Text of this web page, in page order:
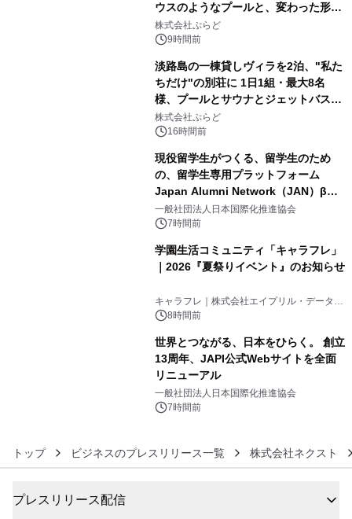
ウスのようなプールと、変わった形の
サウナも 「THE BOXY AWAJI」のお
得な素泊まり連泊プランで
株式会社ぷらど
9時間前
淡路島の一棟貸しヴィラを2泊、"私た
ちだけ"の別荘に 1日1組・最大8名
様、プールとサウナとジェットバス付
きで Villa Mon Temps AWAJIの連泊
素泊りプラン
株式会社ぷらど
16時間前
現役留学生がつくる、留学生のため
の、留学生専用プラットフォーム
Japan Alumni Network（JAN）β版
をリリース
一般社団法人日本国際化推進協会
7時間前
学園生活コミュニティ「キャラフレ」
｜2026『夏祭りイベント』のお知らせ
キャラフレ｜株式会社エイプリル・データ・
デザインズ
8時間前
世界とつながる、日本をひらく。 創立
13周年、JAPI公式Webサイトを全面
リニューアル
一般社団法人日本国際化推進協会
7時間前
トップ ビジネスのプレスリリース一覧 株式会社ネクスト
プレスリリース配信